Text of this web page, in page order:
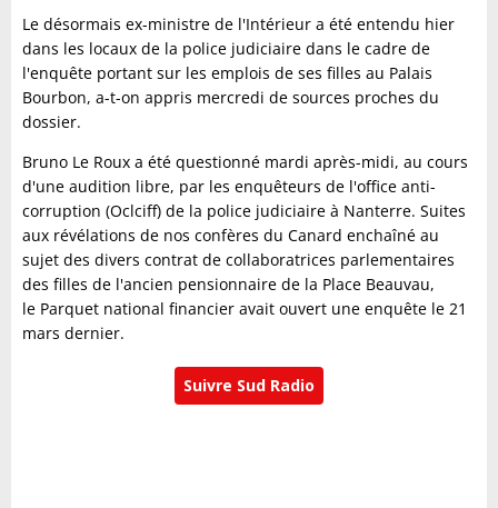
Le désormais ex-ministre de l'Intérieur a été entendu hier
dans les locaux de la police judiciaire dans le cadre de
l'enquête portant sur les emplois de ses filles au Palais
Bourbon, a-t-on appris mercredi de sources proches du
dossier.
Bruno Le Roux a été questionné mardi après-midi, au cours
d'une audition libre, par les enquêteurs de l'office anti-
corruption (Oclciff) de la police judiciaire à Nanterre. Suites
aux révélations de nos confères du Canard enchaîné au
sujet des divers contrat de collaboratrices parlementaires
des filles de l'ancien pensionnaire de la Place Beauvau,
le Parquet national financier avait ouvert une enquête le 21
mars dernier.
Suivre Sud Radio